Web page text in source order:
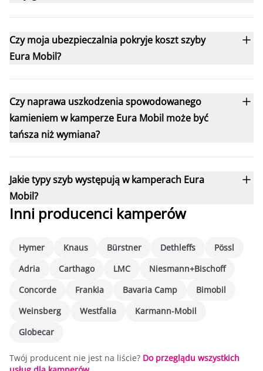
Czy moja ubezpieczalnia pokryje koszt szyby
Eura Mobil?
Czy naprawa uszkodzenia spowodowanego
kamieniem w kamperze Eura Mobil może być
tańsza niż wymiana?
Jakie typy szyb występują w kamperach Eura
Mobil?
Inni producenci kamperów
Hymer Knaus Bürstner Dethleffs
Pössl
Adria
Carthago LMC
Niesmann+Bischoff
Concorde
Frankia Bavaria Camp
Bimobil
Weinsberg
Westfalia
Karmann-Mobil
Globecar
Twój producent nie jest na liście? Do przeglądu wszystkich